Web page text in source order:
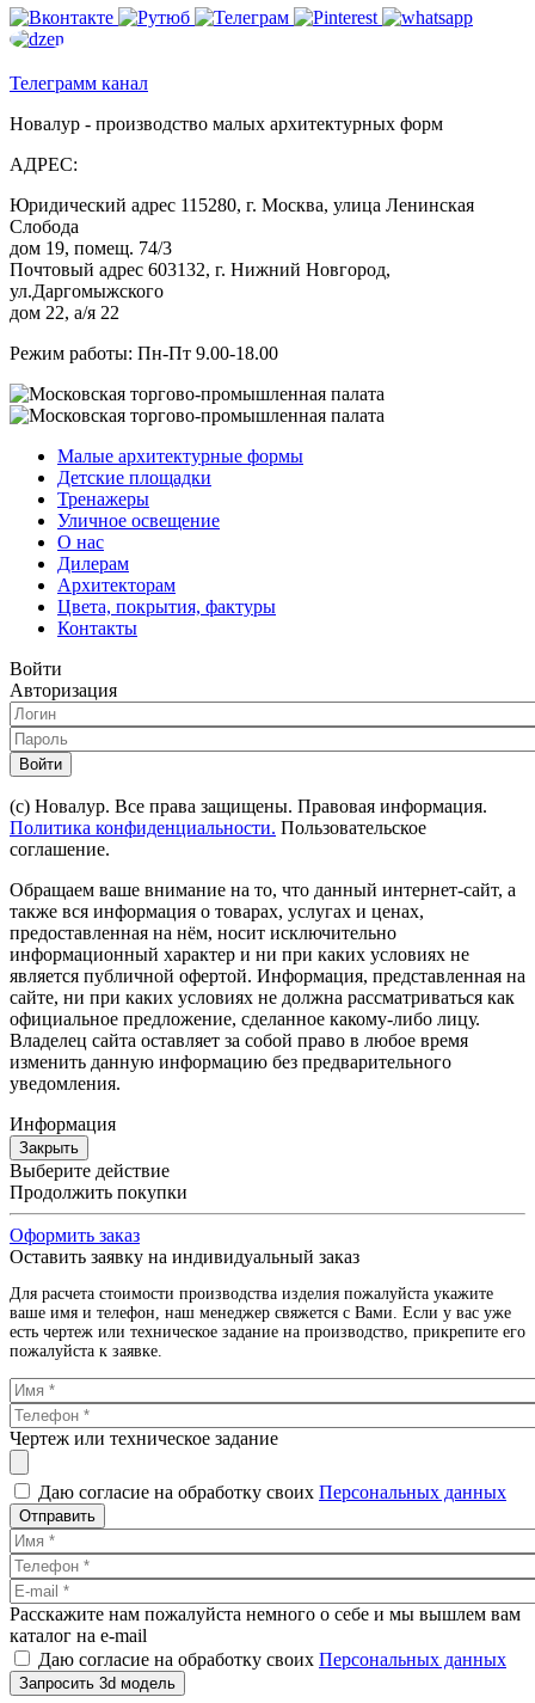
Телеграмм канал
Новалур - производство малых архитектурных форм
АДРЕС:
Юридический адрес 115280, г. Москва, улица Ленинская
Слобода
дом 19, помещ. 74/3
Почтовый адрес 603132, г. Нижний Новгород,
ул.Даргомыжского
дом 22, а/я 22
Режим работы: Пн-Пт 9.00-18.00
Малые архитектурные формы
Детские площадки
Тренажеры
Уличное освещение
О нас
Дилерам
Архитекторам
Цвета, покрытия, фактуры
Контакты
Войти
Авторизация
Войти
(с) Новалур. Все права защищены. Правовая информация.
Политика конфиденциальности. Пользовательское
соглашение.
Обращаем ваше внимание на то, что данный интернет-сайт, а
также вся информация о товарах, услугах и ценах,
предоставленная на нём, носит исключительно
информационный характер и ни при каких условиях не
является публичной офертой. Информация, представленная на
сайте, ни при каких условиях не должна рассматриваться как
официальное предложение, сделанное какому-либо лицу.
Владелец сайта оставляет за собой право в любое время
изменить данную информацию без предварительного
уведомления.
Информация
Закрыть
Выберите действие
Продолжить покупки
Оформить заказ
Оставить заявку на индивидуальный заказ
Для расчета стоимости производства изделия пожалуйста укажите
ваше имя и телефон, наш менеджер свяжется с Вами. Если у вас уже
есть чертеж или техническое задание на производство, прикрепите его
пожалуйста к заявке.
Чертеж или техническое задание
Даю согласие на обработку своих Персональных данных
Отправить
Расскажите нам пожалуйста немного о себе и мы вышлем вам
каталог на e-mail
Даю согласие на обработку своих Персональных данных
Запросить 3d модель